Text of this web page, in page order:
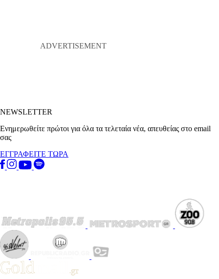
NEWSLETTER
Ενημερωθείτε πρώτοι για όλα τα τελεταία νέα, απευθείας στο email
σας
ΕΓΓΡΑΦΕΙΤΕ ΤΩΡΑ